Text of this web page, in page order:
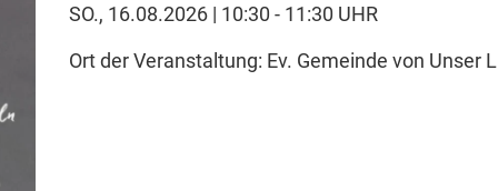
Ihrem Gerät setzt, z.B. zwecks Reichweitenmessung und
Ihre Cookie-Einstellungen anpassen
SO., 16.08.2026 | 10:30 - 11:30 UHR
Ort der Veranstaltung: Ev. Gemeinde von Unser